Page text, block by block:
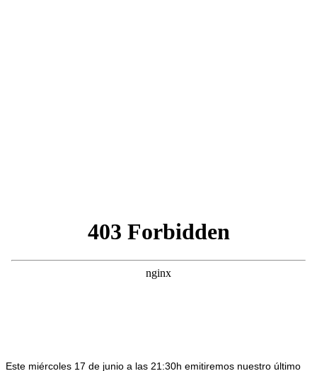
Este miércoles 17 de junio a las 21:30h emitiremos nuestro último